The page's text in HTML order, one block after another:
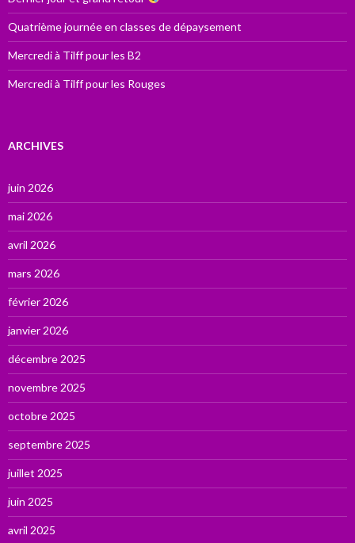
Quatrième journée en classes de dépaysement
Mercredi à Tilff pour les B2
Mercredi à Tilff pour les Rouges
ARCHIVES
juin 2026
mai 2026
avril 2026
mars 2026
février 2026
janvier 2026
décembre 2025
novembre 2025
octobre 2025
septembre 2025
juillet 2025
juin 2025
avril 2025